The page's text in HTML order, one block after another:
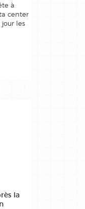
à
center
les
la